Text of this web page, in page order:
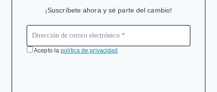
¡Suscríbete ahora y sé parte del cambio!
Acepto lapolítica de privacidad